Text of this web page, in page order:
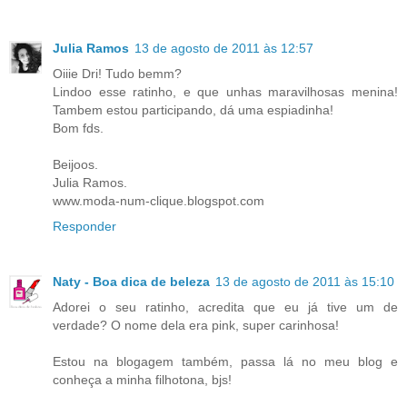
Julia Ramos 13 de agosto de 2011 às 12:57
Oiiie Dri! Tudo bemm?
Lindoo esse ratinho, e que unhas maravilhosas menina!
Tambem estou participando, dá uma espiadinha!
Bom fds.
Beijoos.
Julia Ramos.
www.moda-num-clique.blogspot.com
Responder
Naty - Boa dica de beleza 13 de agosto de 2011 às 15:10
Adorei o seu ratinho, acredita que eu já tive um de
verdade? O nome dela era pink, super carinhosa!
Estou na blogagem também, passa lá no meu blog e
conheça a minha filhotona, bjs!